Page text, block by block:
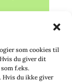
som cookies til
du giver dit
f.eks.
Hvis du ikke giver